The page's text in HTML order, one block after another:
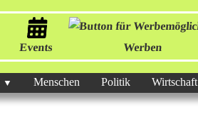
Events Werben
Menschen Politik Wirtschaft